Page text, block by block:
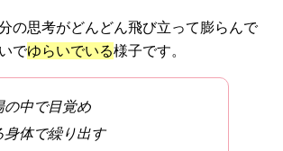
の思考がどんどん飛び立って膨らんで
でゆらいでいる様子です。
の中で目覚め
身体で繰り出す